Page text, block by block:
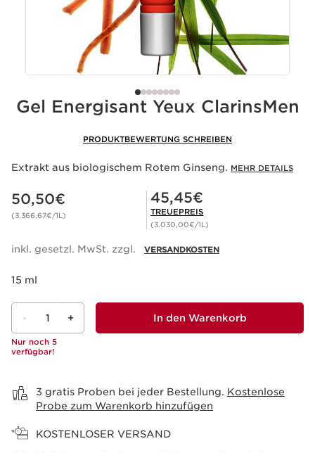
Gel Energisant Yeux ClarinsMen
PRODUKTBEWERTUNG SCHREIBEN
Extrakt aus biologischem Rotem Ginseng. MEHR DETAILS
Aktueller Preis 50,50€
50,50€
(3.366,67€/1L)
Mitgliederpreis 45,45€
45,45€
TREUEPREIS
(3.030,00€/1L)
inkl. gesetzl. MwSt. zzgl. VERSANDKOSTEN
15 ml
- 1 +
Nur noch 5
verfügbar!
In den Warenkorb
3 gratis Proben bei jeder Bestellung. Kostenlose
Probe zum Warenkorb hinzufügen
KOSTENLOSER VERSAND